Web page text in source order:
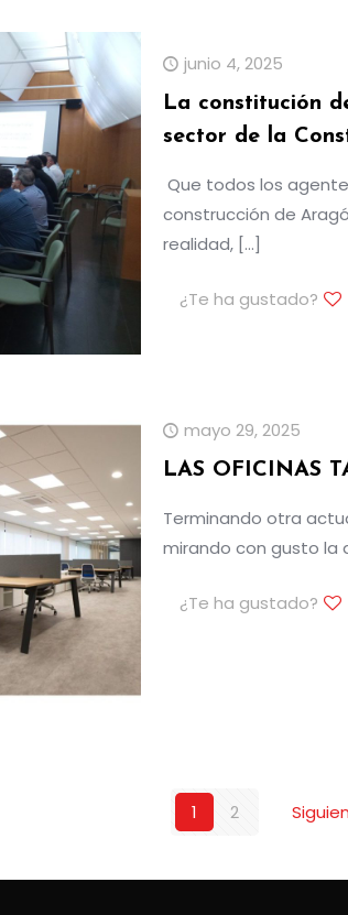
junio 4, 2025
La constitución
sector de la
Que todos los
construcción de
realidad,[…]
¿Te ha gustado?
mayo 29, 2025
LAS OFICINAS
Terminando otra
mirando con gusto la
¿Te ha gustado?
1 2